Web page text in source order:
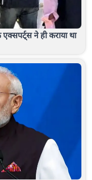
कराया था